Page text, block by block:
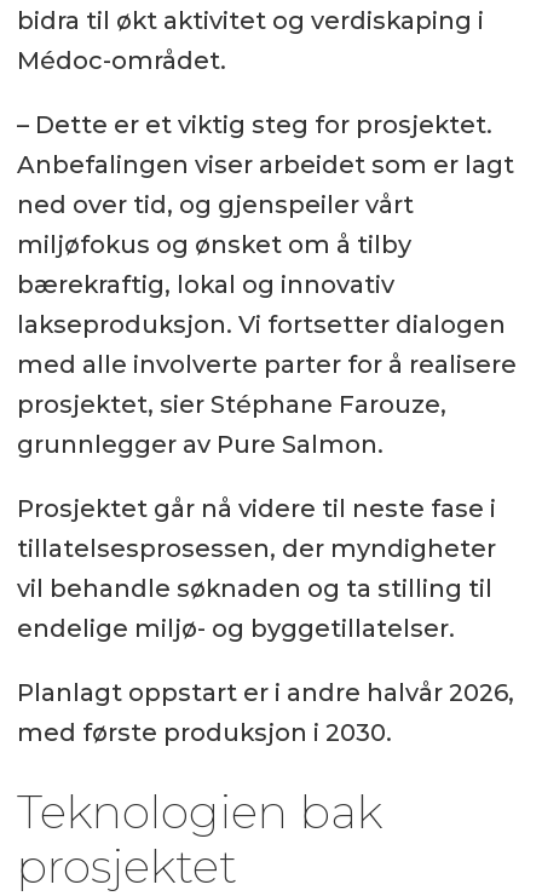
bidra til økt aktivitet og verdiskaping i
Médoc-området.
– Dette er et viktig steg for prosjektet.
Anbefalingen viser arbeidet som er lagt
ned over tid, og gjenspeiler vårt
miljøfokus og ønsket om å tilby
bærekraftig, lokal og innovativ
lakseproduksjon. Vi fortsetter dialogen
med alle involverte parter for å realisere
prosjektet, sier Stéphane Farouze,
grunnlegger av Pure Salmon.
Prosjektet går nå videre til neste fase i
tillatelsesprosessen, der myndigheter
vil behandle søknaden og ta stilling til
endelige miljø- og byggetillatelser.
Planlagt oppstart er i andre halvår 2026,
med første produksjon i 2030.
Teknologien bak
prosjektet